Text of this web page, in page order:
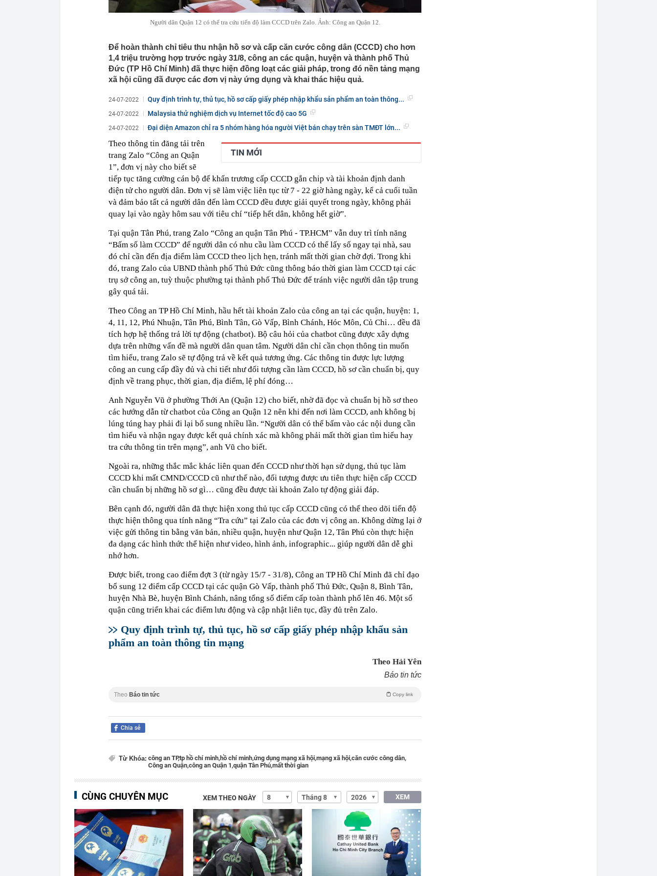
Người dân Quận 12 có thể tra cứu tiến độ làm CCCD trên Zalo. Ảnh: Công an Quận 12.
Để hoàn thành chỉ tiêu thu nhận hồ sơ và cấp căn cước công dân (CCCD) cho hơn
1,4 triệu trường hợp trước ngày 31/8, công an các quận, huyện và thành phố Thủ
Đức (TP Hồ Chí Minh) đã thực hiện đồng loạt các giải pháp, trong đó nền tảng mạng
xã hội cũng đã được các đơn vị này ứng dụng và khai thác hiệu quả.
24-07-2022 Quy định trình tự, thủ tục, hồ sơ cấp giấy phép nhập khẩu sản phẩm an toàn thông...
24-07-2022 Malaysia thử nghiệm dịch vụ Internet tốc độ cao 5G
24-07-2022 Đại diện Amazon chỉ ra 5 nhóm hàng hóa người Việt bán chạy trên sàn TMĐT lớn...
TIN MỚI
Theo thông tin đăng tải trên
trang Zalo “Công an Quận
1”, đơn vị này cho biết sẽ
tiếp tục tăng cường cán bộ để khẩn trương cấp CCCD gắn chip và tài khoản định danh
điện tử cho người dân. Đơn vị sẽ làm việc liên tục từ 7 - 22 giờ hàng ngày, kể cả cuối tuần
và đảm bảo tất cả người dân đến làm CCCD đều được giải quyết trong ngày, không phải
quay lại vào ngày hôm sau với tiêu chí “tiếp hết dân, không hết giờ”.
Tại quận Tân Phú, trang Zalo “Công an quận Tân Phú - TP.HCM” vẫn duy trì tính năng
“Bấm số làm CCCD” để người dân có nhu cầu làm CCCD có thể lấy số ngay tại nhà, sau
đó chỉ cần đến địa điểm làm CCCD theo lịch hẹn, tránh mất thời gian chờ đợi. Trong khi
đó, trang Zalo của UBND thành phố Thủ Đức cũng thông báo thời gian làm CCCD tại các
trụ sở công an, tuỳ thuộc phường tại thành phố Thủ Đức để tránh việc người dân tập trung
gây quá tải.
Theo Công an TP Hồ Chí Minh, hầu hết tài khoản Zalo của công an tại các quận, huyện: 1,
4, 11, 12, Phú Nhuận, Tân Phú, Bình Tân, Gò Vấp, Bình Chánh, Hóc Môn, Củ Chi… đều đã
tích hợp hệ thống trả lời tự động (chatbot). Bộ câu hỏi của chatbot cũng được xây dựng
dựa trên những vấn đề mà người dân quan tâm. Người dân chỉ cần chọn thông tin muốn
tìm hiểu, trang Zalo sẽ tự động trả về kết quả tương ứng. Các thông tin được lực lượng
công an cung cấp đầy đủ và chi tiết như đối tượng cần làm CCCD, hồ sơ cần chuẩn bị, quy
định về trang phục, thời gian, địa điểm, lệ phí đóng…
Anh Nguyễn Vũ ở phường Thới An (Quận 12) cho biết, nhờ đã đọc và chuẩn bị hồ sơ theo
các hướng dẫn từ chatbot của Công an Quận 12 nên khi đến nơi làm CCCD, anh không bị
lúng túng hay phải đi lại bổ sung nhiều lần. “Người dân có thể bấm vào các nội dung cần
tìm hiểu và nhận ngay được kết quả chính xác mà không phải mất thời gian tìm hiểu hay
tra cứu thông tin trên mạng”, anh Vũ cho biết.
Ngoài ra, những thắc mắc khác liên quan đến CCCD như thời hạn sử dụng, thủ tục làm
CCCD khi mất CMND/CCCD cũ như thế nào, đối tượng được ưu tiên thực hiện cấp CCCD
cần chuẩn bị những hồ sơ gì… cũng đều được tài khoản Zalo tự động giải đáp.
Bên cạnh đó, người dân đã thực hiện xong thủ tục cấp CCCD cũng có thể theo dõi tiến độ
thực hiện thông qua tính năng “Tra cứu” tại Zalo của các đơn vị công an. Không dừng lại ở
việc gửi thông tin bằng văn bản, nhiều quận, huyện như Quận 12, Tân Phú còn thực hiện
đa dạng các hình thức thể hiện như video, hình ảnh, infographic... giúp người dân dễ ghi
nhớ hơn.
Được biết, trong cao điểm đợt 3 (từ ngày 15/7 - 31/8), Công an TP Hồ Chí Minh đã chỉ đạo
bổ sung 12 điểm cấp CCCD tại các quận Gò Vấp, thành phố Thủ Đức, Quận 8, Bình Tân,
huyện Nhà Bè, huyện Bình Chánh, nâng tổng số điểm cấp toàn thành phố lên 46. Một số
quận cũng triển khai các điểm lưu động và cập nhật liên tục, đầy đủ trên Zalo.
Quy định trình tự, thủ tục, hồ sơ cấp giấy phép nhập khẩu sản
phẩm an toàn thông tin mạng
Theo Hải Yên
Báo tin tức
Theo Báo tin tức Copy link
Chia sẻ
Từ Khóa: công an TP,tp hồ chí minh,hồ chí minh,ứng dụng mạng xã hội,mạng xã hội,căn cước công dân,
Công an Quận,công an Quận 1,quận Tân Phú,mất thời gian
CÙNG CHUYÊN MỤC XEM THEO NGÀY XEM